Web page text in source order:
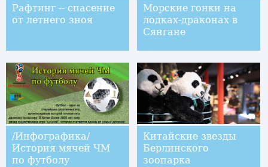
Рафтинг -- спасение
от летнего зноя
Морские гонки на
лодках-драконах в
Сянгане
/Инфографика/
История мячей ЧМ
по футболу
Китайские звезды
Берлинского
зоопарка